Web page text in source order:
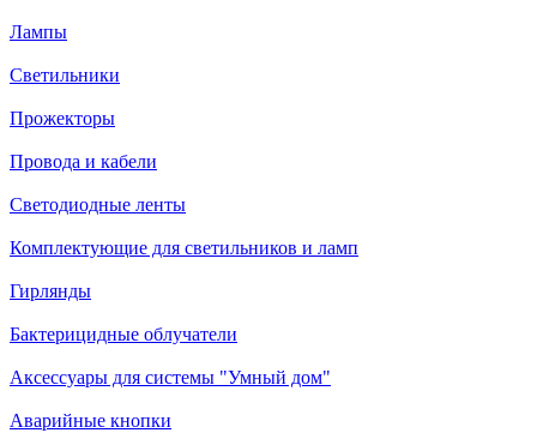
Лампы
Светильники
Прожекторы
Провода и кабели
Светодиодные ленты
Комплектующие для светильников и ламп
Гирлянды
Бактерицидные облучатели
Аксессуары для системы "Умный дом"
Аварийные кнопки